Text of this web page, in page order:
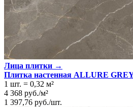
Лица плитки →
Плитка настенная ALLURE
1 шт. = 0,32 м²
4 368 руб./м²
1 397,76 руб./шт.